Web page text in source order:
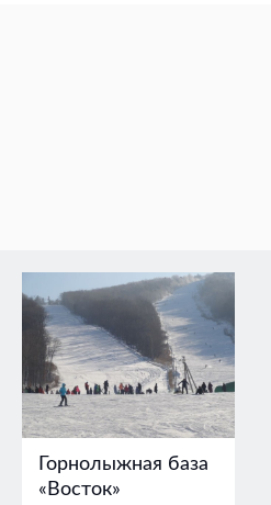
Горнолыжная база
«Восток»